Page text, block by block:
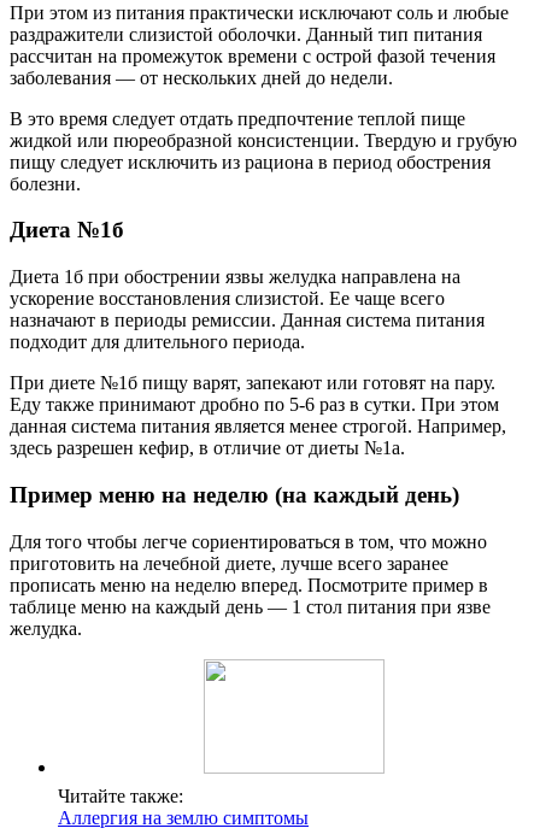
При этом из питания практически исключают соль и любые
раздражители слизистой оболочки. Данный тип питания
рассчитан на промежуток времени с острой фазой течения
заболевания — от нескольких дней до недели.
В это время следует отдать предпочтение теплой пище
жидкой или пюреобразной консистенции. Твердую и грубую
пищу следует исключить из рациона в период обострения
болезни.
Диета №1б
Диета 1б при обострении язвы желудка направлена на
ускорение восстановления слизистой. Ее чаще всего
назначают в периоды ремиссии. Данная система питания
подходит для длительного периода.
При диете №1б пищу варят, запекают или готовят на пару.
Еду также принимают дробно по 5-6 раз в сутки. При этом
данная система питания является менее строгой. Например,
здесь разрешен кефир, в отличие от диеты №1а.
Пример меню на неделю (на каждый день)
Для того чтобы легче сориентироваться в том, что можно
приготовить на лечебной диете, лучше всего заранее
прописать меню на неделю вперед. Посмотрите пример в
таблице меню на каждый день — 1 стол питания при язве
желудка.
Читайте также:
Аллергия на землю симптомы